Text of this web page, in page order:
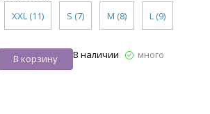
XXL (11) S (7) M (8) L (9)
В корзину В наличии много